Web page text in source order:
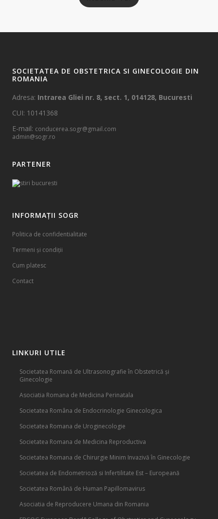
SOCIETATEA DE OBSTETRICA SI GINECOLOGIE DIN
ROMANIA
Adresa: Intrarea Gliei nr. 8, sect. 1, 014128, Bucuresti
CUI: 10141368
E-mail: conducerea.sogr@gmail.com
admin@sogr.ro
PARTENER
INFORMAȚII SOGR
Politica de confidentialitate
Termeni și condiții
Cum platesc
Contact
LINKURI UTILE
Societatea Romană de Ultrasonografie în Obstetrică și
Ginecologie
Asociatia Romana de Medicina Perinatala
Societatea Româna de Endocrinologie Ginecologica
Societatea Romana de Uroginecologie
Societatea Romana de Medicina Reproductiva
Societatea Romana de Chirurgie Minim Invazivă în Ginecologie
Societatea de Endometrioză si Infertilitate Est – Europeană
Societatea Română de Human Papillomavirus
Asociatia de Reproducere Umana din Romania